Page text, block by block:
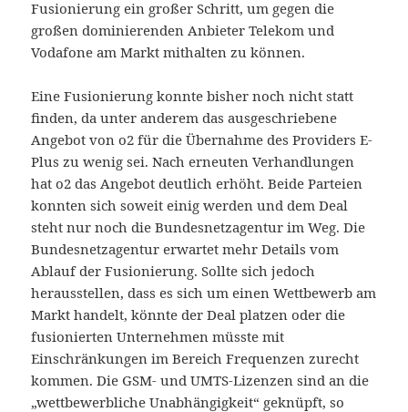
Fusionierung ein großer Schritt, um gegen die
großen dominierenden Anbieter Telekom und
Vodafone am Markt mithalten zu können.
Eine Fusionierung konnte bisher noch nicht statt
finden, da unter anderem das ausgeschriebene
Angebot von o2 für die Übernahme des Providers E-
Plus zu wenig sei.Nach erneuten Verhandlungen
hat o2 das Angebot deutlich erhöht. Beide Parteien
konnten sich soweit einig werden und dem Deal
steht nur noch die Bundesnetzagentur im Weg. Die
Bundesnetzagentur erwartet mehr Details vom
Ablauf der Fusionierung. Sollte sich jedoch
herausstellen, dass es sich um einen Wettbewerb am
Markt handelt, könnte der Deal platzen oder die
fusionierten Unternehmen müsste mit
Einschränkungen im Bereich Frequenzen zurecht
kommen. Die GSM- und UMTS-Lizenzen sind an die
„wettbewerbliche Unabhängigkeit“ geknüpft, so